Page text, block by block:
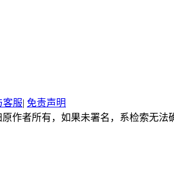
客服| 免责声明
作者所有，如果未署名，系检索无